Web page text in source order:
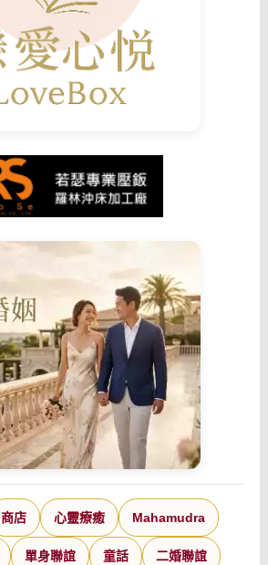
商店 心靈療癒 Mahamudra
單身聯誼 童話 二婚聯誼